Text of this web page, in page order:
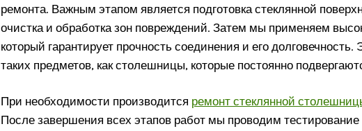
ремонта. Важным этапом является подготовка стеклянной
очистка и обработка зон повреждений. Затем мы применяем
который гарантирует прочность соединения и его
таких предметов, как столешницы, которые постоянно
При необходимости производится ремонт стеклянной
После завершения всех этапов работ мы проводим тестирование